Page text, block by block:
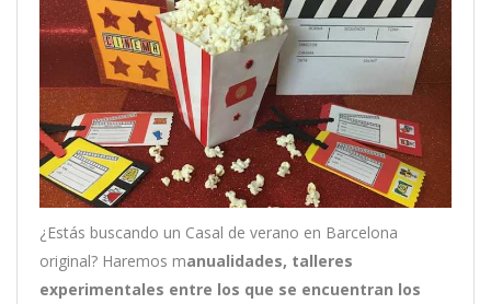
¿Estás buscando un Casal de verano en Barcelona
original? Haremos manualidades, talleres
experimentales entre los que se encuentran los